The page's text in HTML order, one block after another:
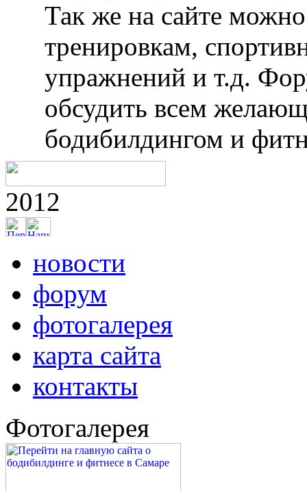
Так же на сайте
тренировкам,
упражнений и т.д.
обсудить всем
бодибилдингом и
2012
новости
форум
фотогалерея
карта сайта
контакты
Фотогалерея